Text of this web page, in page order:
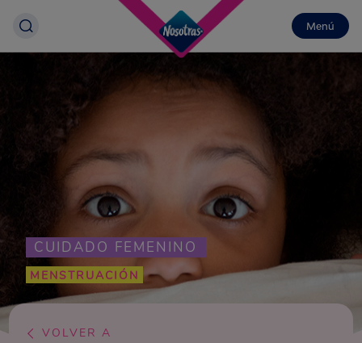
Menú
CUIDADO FEMENINO
MENSTRUACIÓN
VOLVER A